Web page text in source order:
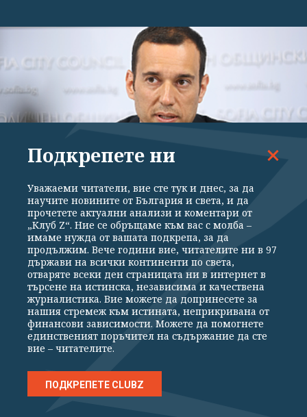
ИКОНОМИКА
София тегли заем до 367 млн. евро за
трамваи, булеварди и инфраструктура
ВСИЧКИ НОВИНИ ПОЛИТИКА
СПОРТ КУЛТУРА ТЕХНОЛОГИИ
Подкрепете ни
Уважаеми читатели, вие сте тук и днес, за да
научите новините от България и света, и да
прочетете актуални анализи и коментари от
„Клуб Z“. Ние се обръщаме към вас с молба –
имаме нужда от вашата подкрепа, за да
продължим. Вече години вие, читателите ни в 97
държави на всички континенти по света,
отваряте всеки ден страницата ни в интернет в
търсене на истинска, независима и качествена
журналистика. Вие можете да допринесете за
нашия стремеж към истината, неприкривана от
финансови зависимости. Можете да помогнете
единственият поръчител на съдържание да сте
вие – читателите.
ПОДКРЕПЕТЕ CLUBZ